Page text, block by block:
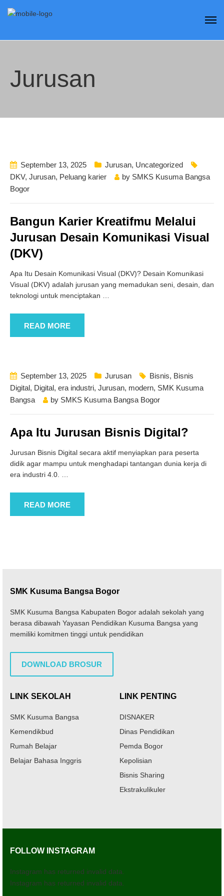
Jurusan
September 13, 2025 Jurusan, Uncategorized
DKV, Jurusan, Peluang karier by SMKS Kusuma Bangsa
Bogor
Bangun Karier Kreatifmu Melalui
Jurusan Desain Komunikasi Visual
(DKV)
Apa Itu Desain Komunikasi Visual (DKV)? Desain Komunikasi
Visual (DKV) adalah jurusan yang memadukan seni, desain, dan
teknologi untuk menciptakan
READ MORE
September 13, 2025 Jurusan Bisnis, Bisnis
Digital, Digital, era industri, Jurusan, modern, SMK Kusuma
Bangsa
by SMKS Kusuma Bangsa Bogor
Apa Itu Jurusan Bisnis Digital?
Jurusan Bisnis Digital secara aktif menyiapkan para peserta
didik agar mampu untuk menghadapi tantangan dunia kerja di
era industri 4.0.
READ MORE
SMK Kusuma Bangsa Bogor
SMK Kusuma Bangsa Kabupaten Bogor adalah sekolah yang
berasa dibawah Yayasan Pendidikan Kusuma Bangsa yang
memiliki komitmen tinggi untuk pendidikan
DOWNLOAD BROSUR
LINK SEKOLAH
SMK Kusuma Bangsa
Kemendikbud
Rumah Belajar
Belajar Bahasa Inggris
LINK PENTING
DISNAKER
Dinas Pendidikan
Pemda Bogor
Kepolisian
Bisnis Sharing
Ekstrakulikuler
FOLLOW INSTAGRAM
Instagram has returned invalid data.
Instagram has returned invalid data.